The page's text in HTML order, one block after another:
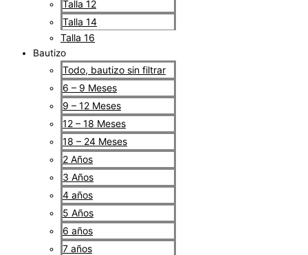
Talla 12
Talla 14
Talla 16
Bautizo
Todo, bautizo sin filtrar
6 – 9 Meses
9 – 12 Meses
12 – 18 Meses
18 – 24 Meses
2 Años
3 Años
4 años
5 Años
6 años
7 años